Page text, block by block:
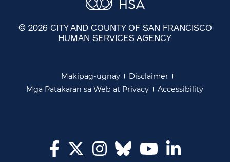
© 2026 CITY AND COUNTY OF SAN FRANCISCO
HUMAN SERVICES AGENCY
Makipag-ugnay​​
Disclaimer​​
Mga Patakaran sa Web at Privacy​​
Accessibility​​